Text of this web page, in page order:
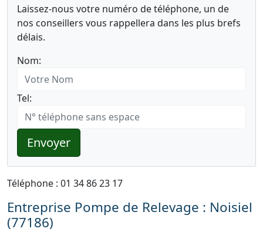
Laissez-nous votre numéro de téléphone, un de
nos conseillers vous rappellera dans les plus brefs
délais.
Nom:
Tel:
Envoyer
Téléphone : 01 34 86 23 17
Entreprise Pompe de Relevage : Noisiel
(77186)